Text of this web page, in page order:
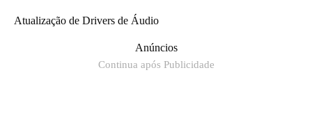
Atualização de Drivers de Áudio
Anúncios
Continua após Publicidade